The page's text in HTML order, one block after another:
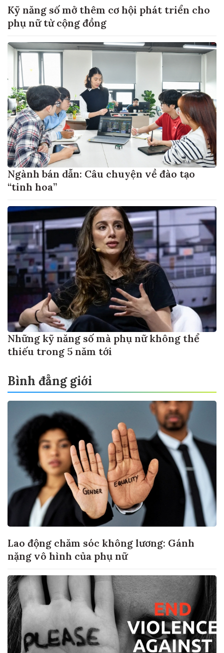
Kỹ năng số mở thêm cơ hội phát triển cho
phụ nữ từ cộng đồng
Ngành bán dẫn: Câu chuyện về đào tạo
“tinh hoa”
Những kỹ năng số mà phụ nữ không thể
thiếu trong 5 năm tới
Bình đẳng giới
Lao động chăm sóc không lương: Gánh
nặng vô hình của phụ nữ